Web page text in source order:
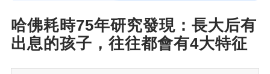
哈佛耗時75年研究發現：長大后有
出息的孩子，往往都會有4大特征